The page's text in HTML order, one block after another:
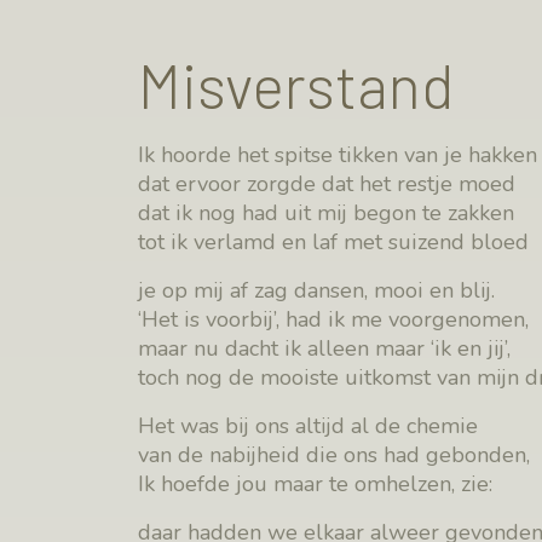
Misverstand
Ik hoorde het spitse tikken van je hakken
dat ervoor zorgde dat het restje moed
dat ik nog had uit mij begon te zakken
tot ik verlamd en laf met suizend bloed
je op mij af zag dansen, mooi en blij.
‘Het is voorbij’, had ik me voorgenomen,
maar nu dacht ik alleen maar ‘ik en jij’,
toch nog de mooiste uitkomst van mijn
Het was bij ons altijd al de chemie
van de nabijheid die ons had gebonden,
Ik hoefde jou maar te omhelzen, zie:
daar hadden we elkaar alweer